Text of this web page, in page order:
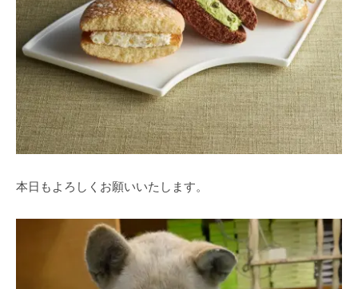
本日もよろしくお願いいたします。